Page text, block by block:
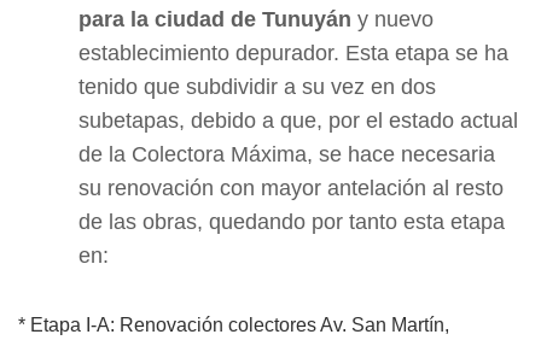
para la ciudad de Tunuyán y nuevo
establecimiento depurador. Esta etapa se ha
tenido que subdividir a su vez en dos
subetapas, debido a que, por el estado actual
de la Colectora Máxima, se hace necesaria
su renovación con mayor antelación al resto
de las obras, quedando por tanto esta etapa
en:
* Etapa I-A: Renovación colectores Av. San Martín,